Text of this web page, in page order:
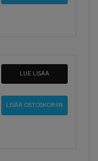
LUE LISÄÄ